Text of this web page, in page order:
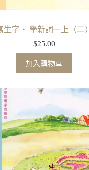
生字‧ 學新詞一上（二）
$25.00
加入購物車